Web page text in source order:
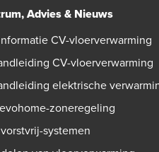
Advies & Nieuws
CV-vloerverwarming
CV-vloerverwarming
elektrische
zoneregeling
systemen